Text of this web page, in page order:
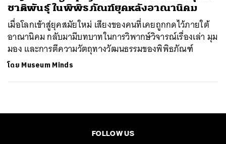
ชาติพันธุ์ ในพิพิธภัณฑ์ยุคหลังอาณานิคม
เมื่อโลกเข้าสู่ยุคสมัยใหม่ เสียงของคนที่เคยถูกกดไว้ภายใต้
อาณานิคม กลับมามีบทบาทในการวิพากษ์วิจารณ์เรื่องเล่า มุม
มอง และการตีความวัตถุทางวัฒนธรรมของพิพิธภัณฑ์
โดย Museum Minds
FOLLOW US